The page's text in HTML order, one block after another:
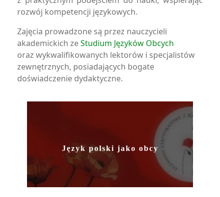
rozwój kompetencji językowych.
Zajęcia prowadzone są przez nauczycieli
akademickich zeStudium Języków Obcych
oraz wykwalifikowanych lektorów i specjalistów
zewnętrznych, posiadających bogate
doświadczenie dydaktyczne.
Język polski jako obcy